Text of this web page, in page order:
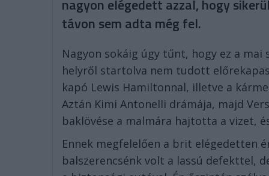
nagyon elégedett azzal, hogy
távon sem adta még fel.
Nagyon sokáig úgy tűnt, hogy ez a mai
helyről startolva nem tudott
kapó Lewis Hamiltonnal, illetve a
Aztán Kimi Antonelli drámája, majd
baklövése a malmára hajtotta a vizet,
Ennek megfelelően a brit elégedetten
balszerencsénk volt a lassú defekttel,